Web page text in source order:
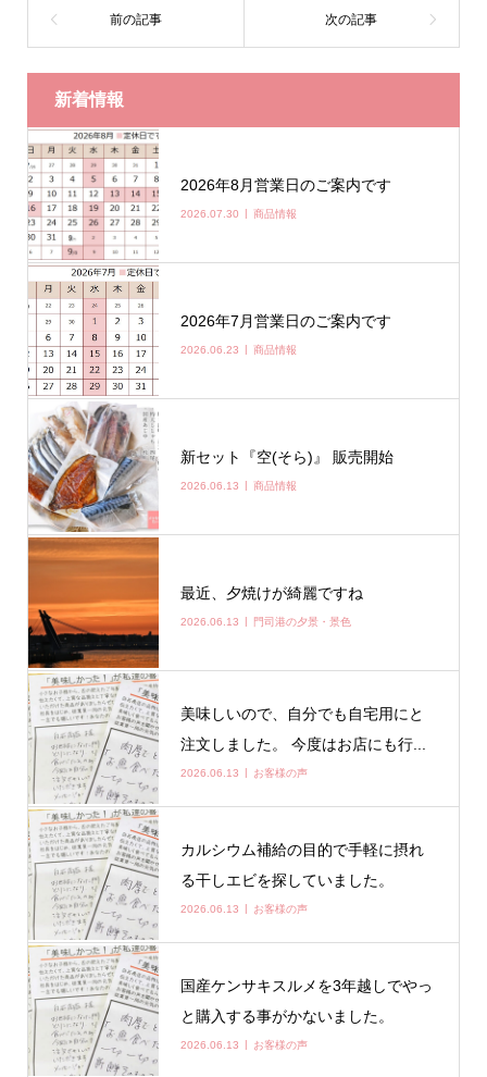
新着情報
2026年8月営業日のご案内です
2026.07.30 商品情報
2026年7月営業日のご案内です
2026.06.23 商品情報
新セット『空(そら)』 販売開始
2026.06.13 商品情報
最近、夕焼けが綺麗ですね
2026.06.13 門司港の夕景・景色
美味しいので、自分でも自宅用にと
注文しました。 今度はお店にも行...
2026.06.13 お客様の声
カルシウム補給の目的で手軽に摂れ
る干しエビを探していました。
2026.06.13 お客様の声
国産ケンサキスルメを3年越しでやっ
と購入する事がかないました。
2026.06.13 お客様の声